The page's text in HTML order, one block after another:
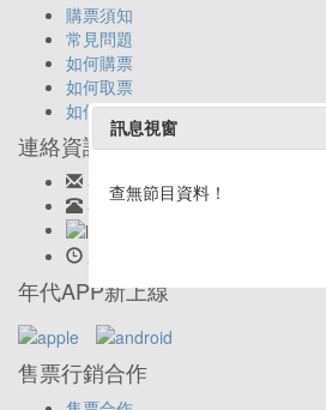
購票須知
常見問題
如何購票
如何取票
如何退票
連絡資訊
客服信箱: ticket@eracom.com.tw
客服專線: 02-23419898
年代APP新上線
售票行銷合作
訊息視窗
查無節目資料！